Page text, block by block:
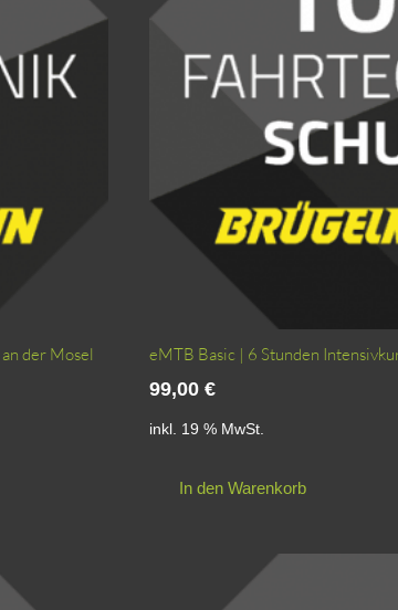
der Mosel eMTB Basic | 6 Stunden
99,00 €
inkl. 19 % MwSt.
In den Warenkorb